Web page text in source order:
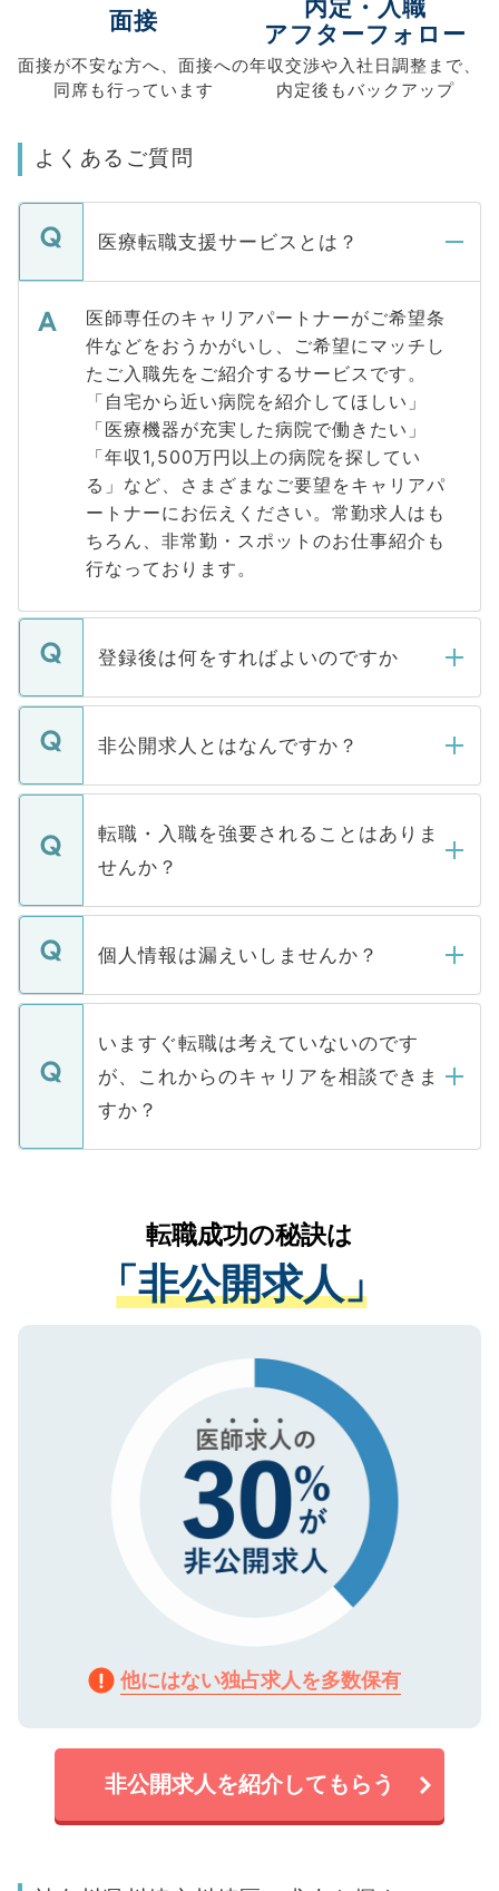
面接
面接が不安な方へ、 面接への
同席も行っています
内定・入職
アフターフォロー
年収交渉や入社日調整まで、
内定後もバックアップ
よくあるご質問
医療転職支援サービスとは？
医師専任のキャリアパートナーがご希望条
件などをおうかがいし、ご希望にマッチし
たご入職先をご紹介するサービスです。
「自宅から近い病院を紹介してほしい」
「医療機器が充実した病院で働きたい」
「年収1,500万円以上の病院を探してい
る」など、さまざまなご要望をキャリアパ
ートナーにお伝えください。常勤求人はも
ちろん、非常勤・スポットのお仕事紹介も
行なっております。
登録後は何をすればよいのですか
ご登録いただきましたら、弊社担当者がご
登録内容を確認し、その後メールもしくは
ます。通常、5営業日以内にはご連絡をせて
いただきますので、しばらくお待ちくださ
非公開求人とはなんですか？
マイナビDOCTORで取り扱っている求人の
うち約3割は、Webサイトからご覧いただ
けない「非公開求人」です。非公開求人は
下記の理由によって、一般には公開してい
ません。
■応募殺到を避けるため 人気のある医療機
関を公にしてしまうと、応募が殺到する場
に、医療機関が求める条件に合った人材の
みを人材紹介会社に依頼するケースが増え
ています。
転職・入職を強要されることはありま
せんか？
転職・入職を強要することは一切ありませ
ん。また、仮に応募先から内定をいただい
定を承諾する必要はありません。内定先へ
の辞退の連絡はキャリアパートナーが行い
個人情報は漏えいしませんか？
個人情報が漏えいすることはありませんの
で、ご安心ください。当サイトからの登録
などで収集したご登録者様の個人情報は、
ご本人のキャリアアップおよび転職活動の
支援を目的に使用いたします。お預かりし
ているすべての個人データはご本人の許可
は、個人情報の取り扱いについての厳密な
管理基準を満たした事業者のみに付与され
る、プライバシーマークを取得済みです。
で、機密保持に関してもご安心ください。
いますぐ転職は考えていないのです
が、これからのキャリアを相談できま
すか？
かがいして、現在の医療機関の状況や紹介
経験をまじえながら、適切なアドバイスを
させていただきます。すぐにご転職をされ
ない方には、長期的なサポートが可能です
ので、まずはご登録ください。
転職成功の秘訣は
「非公開求人」
他にはない独占求人を多数保有
非公開求人を紹介してもらう